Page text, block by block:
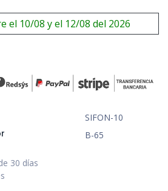
el 10/08 y el 12/08 del 2026
SIFON-10
B-65
30 días